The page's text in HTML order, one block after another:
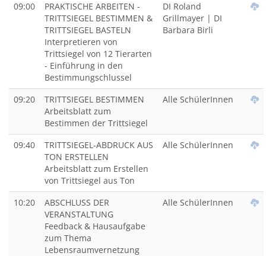
09:00
PRAKTISCHE ARBEITEN -
TRITTSIEGEL BESTIMMEN &
TRITTSIEGEL BASTELN
Interpretieren von
Trittsiegel von 12 Tierarten
- Einführung in den
Bestimmungschlussel
DI Roland
Grillmayer | DI
Barbara Birli
09:20
TRITTSIEGEL BESTIMMEN
Arbeitsblatt zum
Bestimmen der Trittsiegel
Alle SchülerInnen
09:40
TRITTSIEGEL-ABDRUCK AUS
TON ERSTELLEN
Arbeitsblatt zum Erstellen
von Trittsiegel aus Ton
Alle SchülerInnen
10:20
ABSCHLUSS DER
VERANSTALTUNG
Feedback & Hausaufgabe
zum Thema
Lebensraumvernetzung
Alle SchülerInnen